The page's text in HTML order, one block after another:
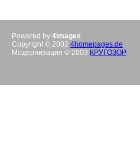
Powered by 4images
Copyright © 2002 4homepages.de
Модернизация © 2003 КРУГОЗОР